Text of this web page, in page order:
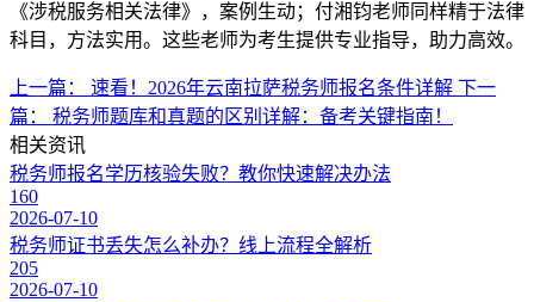
《涉税服务相关法律》，案例生动；付湘钧老师同样精于法律
科目，方法实用。这些老师为考生提供专业指导，助力高效。
上一篇： 速看！2026年云南拉萨税务师报名条件详解 下一
篇： 税务师题库和真题的区别详解：备考关键指南！
相关资讯
税务师报名学历核验失败？教你快速解决办法
160
2026-07-10
税务师证书丢失怎么补办？线上流程全解析
205
2026-07-10